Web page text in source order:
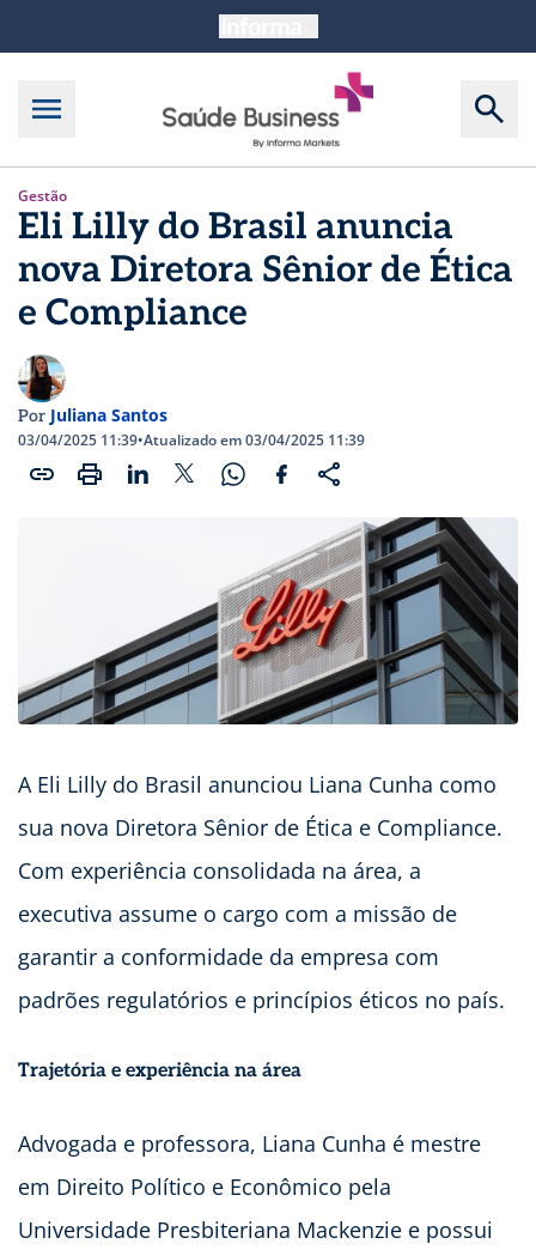
Gestão
Eli Lilly do Brasil anuncia
nova Diretora Sênior de Ética
e Compliance
Por Juliana Santos
03/04/2025 11:39•Atualizado em 03/04/2025 11:39
A Eli Lilly do Brasil anunciou Liana Cunha como
sua nova Diretora Sênior de Ética e Compliance.
Com experiência consolidada na área, a
executiva assume o cargo com a missão de
garantir a conformidade da empresa com
padrões regulatórios e princípios éticos no país.
Trajetória e experiência na área
Advogada e professora, Liana Cunha é mestre
em Direito Político e Econômico pela
Universidade Presbiteriana Mackenzie e possui